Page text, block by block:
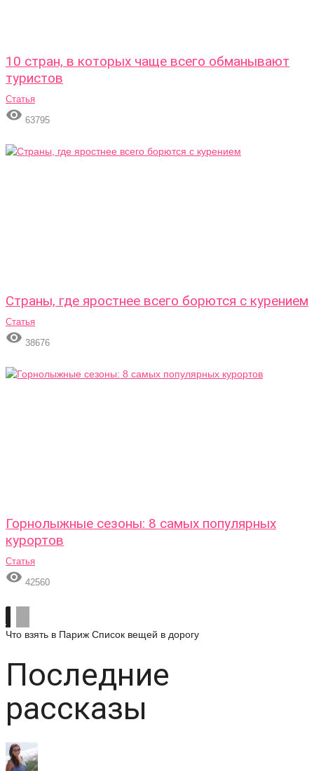
10 стран, в которых чаще всего обманывают
туристов
Статья
 63795
Страны, где яростнее всего борются с курением
Статья
 38676
Горнолыжные сезоны: 8 самых популярных
курортов
Статья
 42560
Что взять в Париж Список вещей в дорогу
Последние
рассказы